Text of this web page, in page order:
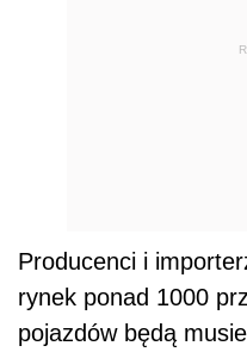
Producenci i
rynek ponad 1000
pojazdów będą